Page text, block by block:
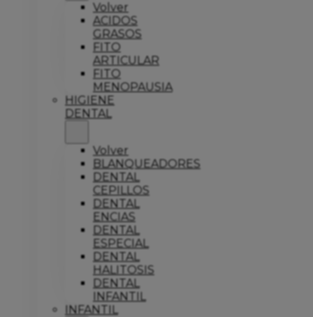
Volver
ACIDOS
GRASOS
FITO
ARTICULAR
FITO
MENOPAUSIA
HIGIENE
DENTAL
Volver
BLANQUEADORES
DENTAL
CEPILLOS
DENTAL
ENCIAS
DENTAL
ESPECIAL
DENTAL
HALITOSIS
DENTAL
INFANTIL
INFANTIL